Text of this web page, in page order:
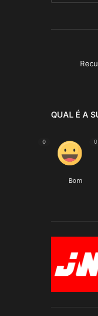
QUAL É A
0
Bom
0